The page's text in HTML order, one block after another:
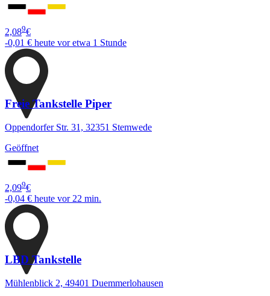
2,089€
-0,01 € heute vor etwa 1 Stunde
Freie Tankstelle Piper
Oppendorfer Str. 31, 32351 Stemwede
Geöffnet
2,099€
-0,04 € heute vor 22 min.
LBD Tankstelle
Mühlenblick 2, 49401 Duemmerlohausen